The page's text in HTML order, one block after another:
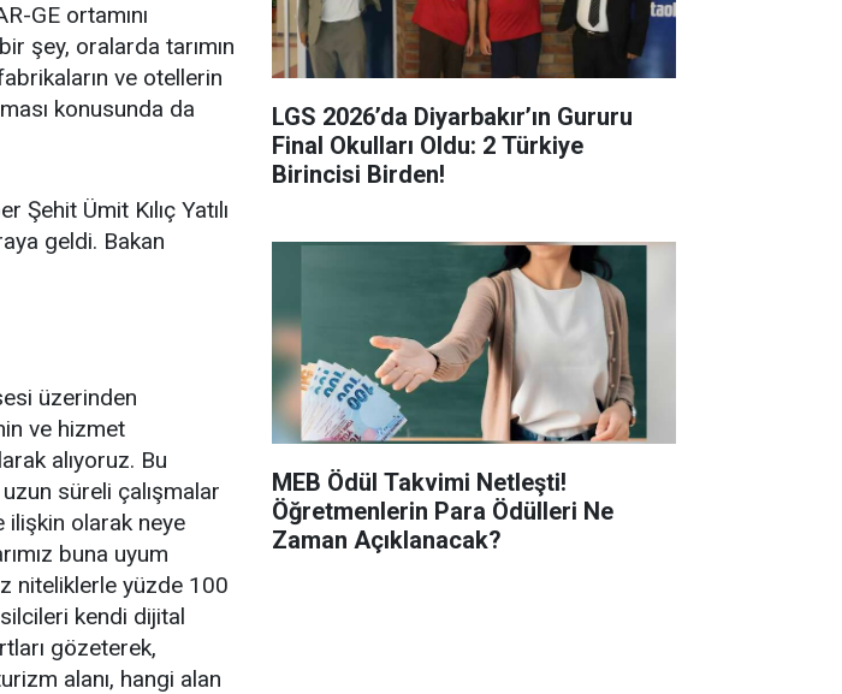
GE ortamını
şey, oralarda tarımın
ve otellerin
konusunda da
Ümit Kılıç Yatılı
geldi. Bakan
üzerinden
ve hizmet
alıyoruz. Bu
süreli çalışmalar
ilişkin olarak neye
buna uyum
niteliklerle yüzde 100
kendi dijital
gözeterek,
alanı, hangi alan
LGS 2026’da Diyarbakır’ın Gururu
Final Okulları Oldu: 2 Türkiye
Birincisi Birden!
MEB Ödül Takvimi Netleşti!
Öğretmenlerin Para Ödülleri Ne
Zaman Açıklanacak?